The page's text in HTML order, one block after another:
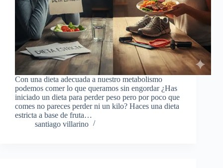
Con una dieta adecuada a nuestro metabolismo
podemos comer lo que queramos sin engordar ¿Has
iniciado un dieta para perder peso pero por poco que
comes no pareces perder ni un kilo? Haces una dieta
estricta a base de fruta…
santiago villarino